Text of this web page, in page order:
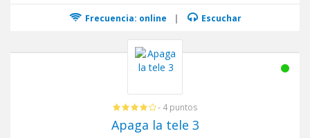
Frecuencia: online | Escuchar
- 4 puntos
Apaga la tele 3